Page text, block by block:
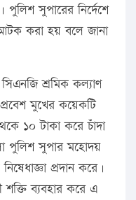
সুপারের নির্দেশে
করা হয় বলে জানা
শ্রমিক কল্যাণ
মুখের কয়েকটি
১০ টাকা করে চাঁদা
পুলিশ সুপার মহোদয়
প্রদান করে।
ব্যবহার করে এ